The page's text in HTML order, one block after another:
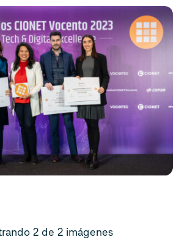
2 de 2 imágenes